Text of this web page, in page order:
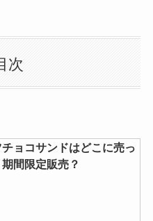
の販売店はどこ？
アイス どこで売ってる？取
扱店はどこ？
次
チョコサンドはどこに売っ
間限定販売？